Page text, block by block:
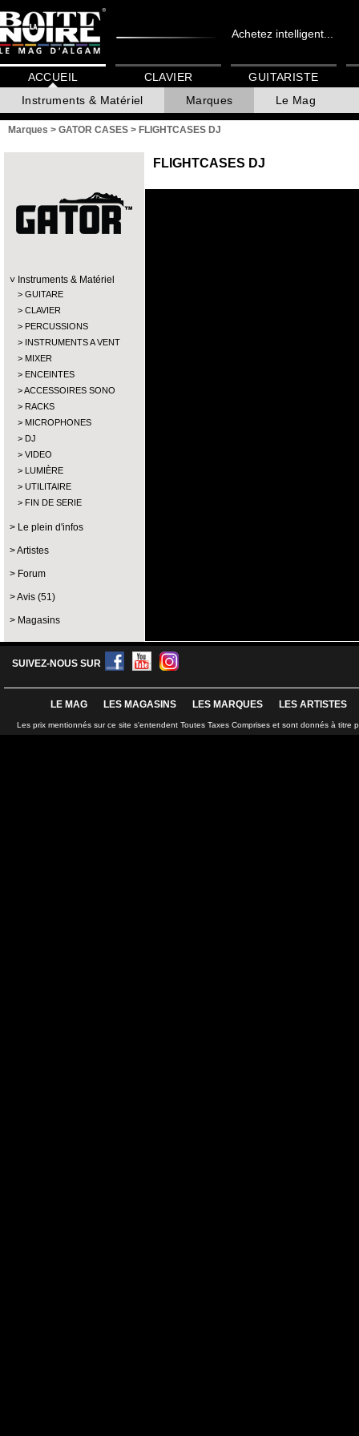
Achetez intelligent...
ACCUEIL
Instruments & Matériel
Marques Le Mag
CLAVIER GUITARISTE
Marques > GATOR CASES > FLIGHTCASES DJ
Instruments & Matériel
GUITARE
CLAVIER
PERCUSSIONS
INSTRUMENTS A VENT
MIXER
ENCEINTES
ACCESSOIRES SONO
RACKS
MICROPHONES
DJ
VIDEO
LUMIÈRE
UTILITAIRE
FIN DE SERIE
Le plein d'infos
Artistes
Forum
Avis (51)
Magasins
FLIGHTCASES DJ
SUIVEZ-NOUS SUR
LE MAG LES MAGASINS LES MARQUES LES ARTISTES
Les prix mentionnés sur ce site s'entendent Toutes Taxes Comprises et sont donnés à